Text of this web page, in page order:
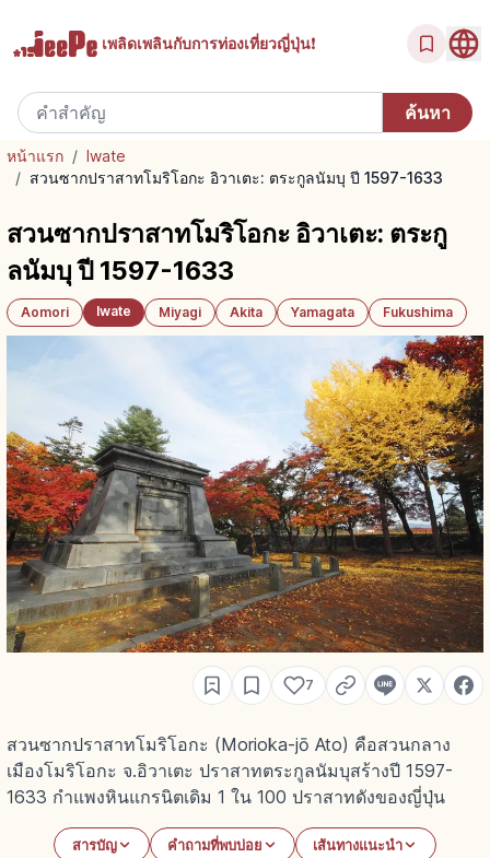
เพลิดเพลินกับการท่องเที่ยวญี่ปุ่น!
หน้าแรก / Iwate
/ สวนซากปราสาทโมริโอกะ อิวาเตะ: ตระกูลนัมบุ ปี 1597-1633
สวนซากปราสาทโมริโอกะ อิวาเตะ: ตระกู
ลนัมบุ ปี 1597-1633
Aomori Iwate Miyagi Akita Yamagata Fukushima
7
สวนซากปราสาทโมริโอกะ (Morioka-jō Ato) คือสวนกลาง
เมืองโมริโอกะ จ.อิวาเตะ ปราสาทตระกูลนัมบุสร้างปี 1597-
1633 กำแพงหินแกรนิตเดิม 1 ใน 100 ปราสาทดังของญี่ปุ่น
สารบัญ คำถามที่พบบ่อย เส้นทางแนะนำ